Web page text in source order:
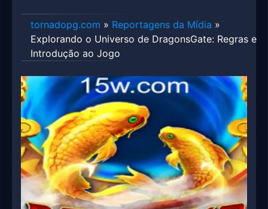
tornadopg.com » Reportagens da Mídia »
Explorando o Universo de DragonsGate: Regras e
Introdução ao Jogo